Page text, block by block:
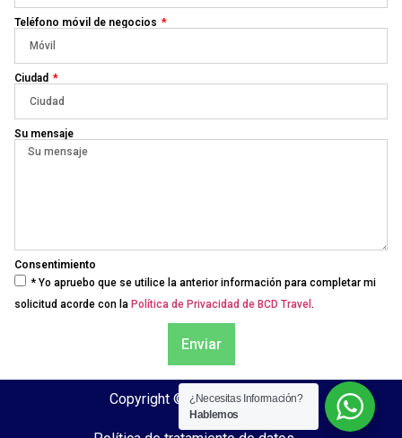
Teléfono móvil de negocios
Ciudad
Su mensaje
Consentimiento
* Yo apruebo que se utilice la anterior información para completar mi
solicitud acorde con la Política de Privacidad de BCD Travel .
Enviar
Copyright © 2024 BCD Travel
¿Necesitas Información?
Hablemos